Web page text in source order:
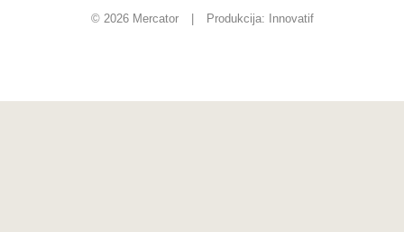
© 2026 Mercator Produkcija: Innovatif